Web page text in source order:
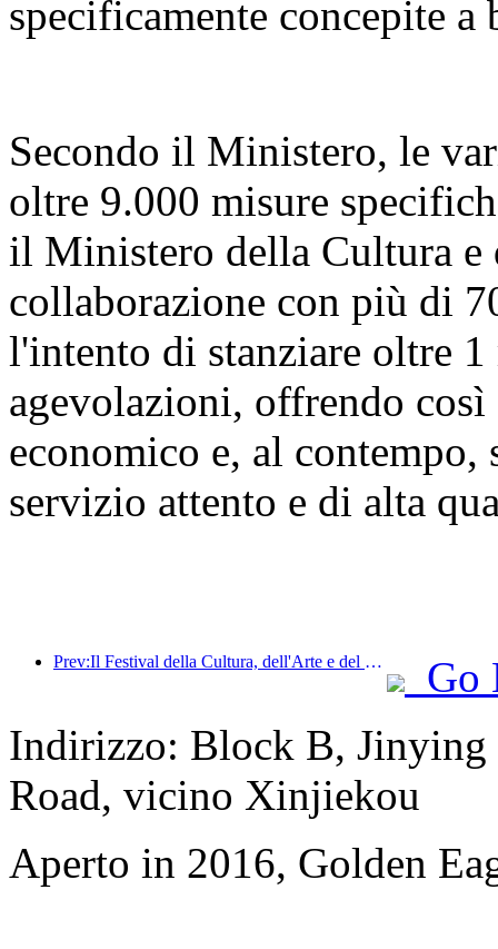
specificamente concepite
Secondo il Ministero, le
oltre 9.000 misure
il Ministero della Cultura e
collaborazione con più di
l'intento di stanziare oltre
agevolazioni, offrendo
economico e, al
servizio attento e di alta
Prev:Il Festival della Cultura, dell'Arte e del Turismo Internazionale di Jiangnan aprirà i battenti il ​​25 aprile.
Go
Indirizzo: Block B, Jinying
Road, vicino Xinjiekou
Aperto in 2016, Golden